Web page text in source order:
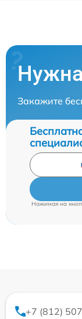
Закажите
Нажимая на
+7 (812)